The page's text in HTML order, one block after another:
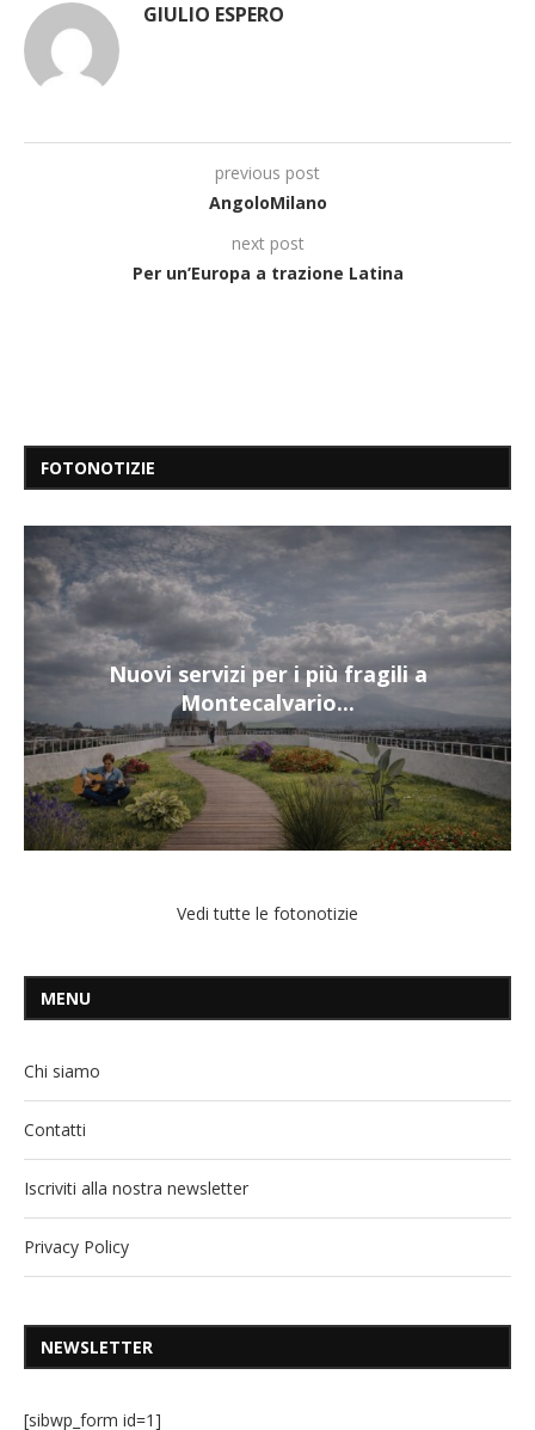
GIULIO ESPERO
previous post
AngoloMilano
next post
Per un’Europa a trazione Latina
FOTONOTIZIE
Nuovi servizi per i più fragili a
Montecalvario...
Vedi tutte le fotonotizie
MENU
Chi siamo
Contatti
Iscriviti alla nostra newsletter
Privacy Policy
NEWSLETTER
[sibwp_form id=1]